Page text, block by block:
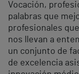
Vocación,
palabras que
profesionales
nos llevan a
un conjunto de
de excelencia